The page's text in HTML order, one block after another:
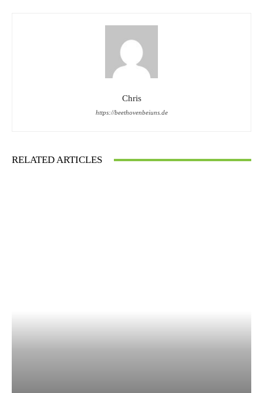
Chris
https://beethovenbeiuns.de
RELATED ARTICLES